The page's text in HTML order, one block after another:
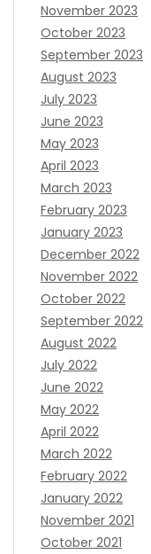
November 2023
October 2023
September 2023
August 2023
July 2023
June 2023
May 2023
April 2023
March 2023
February 2023
January 2023
December 2022
November 2022
October 2022
September 2022
August 2022
July 2022
June 2022
May 2022
April 2022
March 2022
February 2022
January 2022
November 2021
October 2021